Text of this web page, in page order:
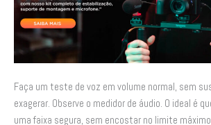
Faça um teste de voz em volume normal, sem
exagerar. Observe o medidor de áudio. O ideal é
uma faixa segura, sem encostar no limite